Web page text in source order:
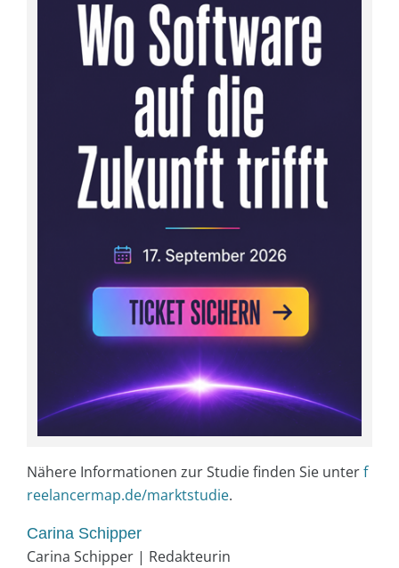
Nähere Informationen zur Studie finden Sie unterf
reelancermap.de/marktstudie.
Carina Schipper
Carina Schipper | Redakteurin